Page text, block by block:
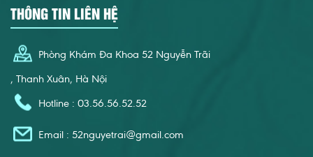
THÔNG TIN LIÊN HỆ
Phòng Khám Đa Khoa 52 Nguyễn Trãi
, Thanh Xuân, Hà Nội
Hotline : 03.56.56.52.52
Email : 52nguyetrai@gmail.com